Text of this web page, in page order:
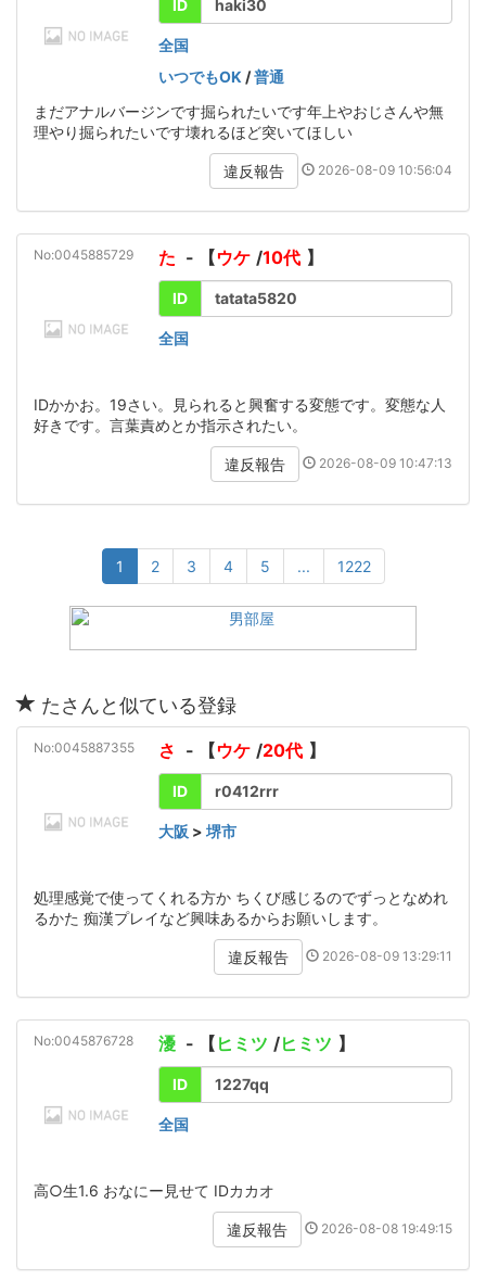
ID haki30
全国
いつでもOK /普通
まだアナルバージンです掘られたいです年上やおじさんや無
理やり掘られたいです壊れるほど突いてほしい
違反報告 2026-08-09 10:56:04
No:0045885729 た - 【ウケ /10代 】
ID tatata5820
全国
IDかかお。19さい。見られると興奮する変態です。変態な人
好きです。言葉責めとか指示されたい。
違反報告 2026-08-09 10:47:13
1 2 3 4 5 ... 1222
たさんと似ている登録
No:0045887355 さ - 【ウケ /20代 】
ID r0412rrr
大阪 > 堺市
処理感覚で使ってくれる方か ちくび感じるのでずっとなめれ
るかた 痴漢プレイなど興味あるからお願いします。
違反報告 2026-08-09 13:29:11
No:0045876728 瀀 - 【 ヒミツ /ヒミツ 】
ID 1227qq
全国
高○生1.6 おなにー見せて IDカカオ
違反報告 2026-08-08 19:49:15